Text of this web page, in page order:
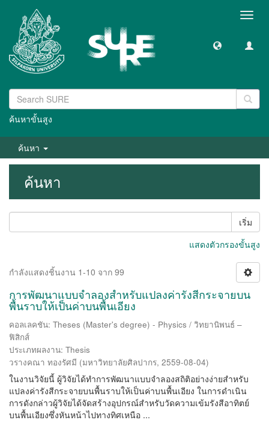
ค้นหาขั้นสูง
ค้นหา
ค้นหา
เริ่ม
แสดงตัวกรองขั้นสูง
กำลังแสดงชิ้นงาน 1-10 จาก 99
การพัฒนาแบบจำลองสำหรับแปลงค่ารังสีกระจายบน
พื้นราบให้เป็นค่าบนพื้นเอียง
คอลเลคชัน: Theses (Master's degree) - Physics / วิทยานิพนธ์ –
ฟิสิกส์
ประเภทผลงาน: Thesis
วรางคณา ทองรัศมี (มหาวิทยาลัยศิลปากร, 2559-08-04)
ในงานวิจัยนี้ ผู้วิจัยได้ทำการพัฒนาแบบจำลองสถิติอย่างง่ายสำหรับ
แปลงค่ารังสีกระจายบนพื้นราบให้เป็นค่าบนพื้นเอียง ในการดำเนิน
การดังกล่าวผู้วิจัยได้จัดสร้างอุปกรณ์สำหรับวัดความเข้มรังสีอาทิตย์
บนพื้นเอียงซึ่งหันหน้าไปทางทิศเหนือ ...